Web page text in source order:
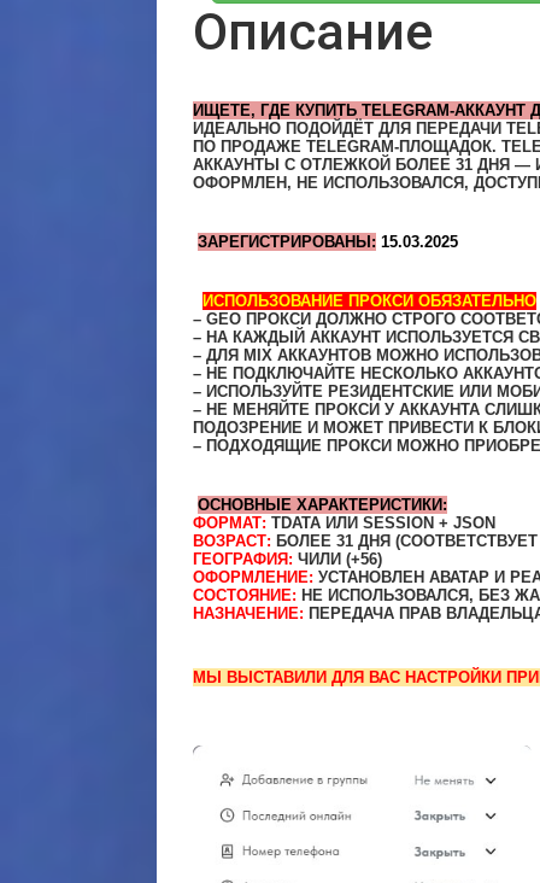
Описание
ИЩЕТЕ, ГДЕ КУПИТЬ TELEGRAM-
ИДЕАЛЬНО ПОДОЙДЁТ ДЛЯ ПЕРЕДАЧИ
ПО ПРОДАЖЕ TELEGRAM-ПЛОЩАДОК.
АККАУНТЫ С ОТЛЕЖКОЙ БОЛЕЕ 31 ДНЯ —
ОФОРМЛЕН, НЕ ИСПОЛЬЗОВАЛСЯ,
ЗАРЕГИСТРИРОВАНЫ: 15.03.2025
ИСПОЛЬЗОВАНИЕ ПРОКСИ ОБЯЗАТЕЛЬНО
– GEO ПРОКСИ ДОЛЖНО СТРОГО
– НА КАЖДЫЙ АККАУНТ ИСПОЛЬЗУЕТСЯ
– ДЛЯ MIX АККАУНТОВ МОЖНО
– НЕ ПОДКЛЮЧАЙТЕ НЕСКОЛЬКО
– ИСПОЛЬЗУЙТЕ РЕЗИДЕНТСКИЕ ИЛИ
– НЕ МЕНЯЙТЕ ПРОКСИ У АККАУНТА
ПОДОЗРЕНИЕ И МОЖЕТ ПРИВЕСТИ К
– ПОДХОДЯЩИЕ ПРОКСИ МОЖНО
ОСНОВНЫЕ ХАРАКТЕРИСТИКИ:
ФОРМАТ: TDATA ИЛИ SESSION + JSON
ВОЗРАСТ: БОЛЕЕ 31 ДНЯ
ГЕОГРАФИЯ: ЧИЛИ (+56)
ОФОРМЛЕНИЕ: УСТАНОВЛЕН АВАТАР И
СОСТОЯНИЕ: НЕ ИСПОЛЬЗОВАЛСЯ, БЕЗ
НАЗНАЧЕНИЕ: ПЕРЕДАЧА ПРАВ
МЫ ВЫСТАВИЛИ ДЛЯ ВАС НАСТРОЙКИ